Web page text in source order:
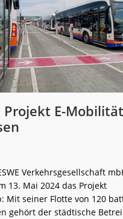
Projekt E-Mobilität
Verkehrsgesellschaft
13. Mai 2024 das Projekt
Mit seiner Flotte von 120
gehört der städtische